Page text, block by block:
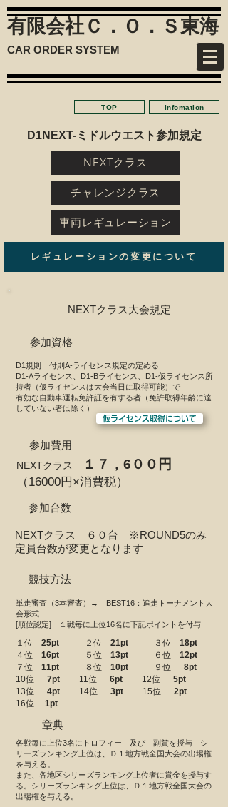
有限会社Ｃ．Ｏ．Ｓ東海
CAR ORDER SYSTEM
TOP infomation
D1NEXT-ミドルウエスト参加規定
NEXTクラス
チャレンジクラス
車両レギュレーション
レギュレーションの変更について
NEXTクラス大会規定
参加資格
D1規則 付則A-ライセンス規定の定める
D1-Aライセンス、D1-Bライセンス、D1-仮ライセンス所
持者（仮ライセンスは大会当日に取得可能）で
有効な自動車運転免許証を有する者（免許取得年齢に達
していない者は除く）
仮ライセンス取得について
参加費用
NEXTクラス １７ ，6００円
（16000円×消費税）​
参加台数
NEXTクラス ６０台 ※ROUND5のみ
定員台数が変更となります
競技方法
単走審査（3本審査）→ BEST16：追走トーナメント大
会形式
[順位認定] １戦毎に上位16名に下記ポイントを付与
１位 25pt ２位 21pt ３位 18pt
４位 16pt ５位 13pt ６位 12pt
７位 11pt ８位 10pt ９位 8pt
10位 7pt 11位 6pt 12位 5pt
13位 4pt 14位 3pt 15位
2pt
16位
1pt
章典
各戦毎に上位3名にトロフィー 及び 副賞を授与 シ
リーズランキング上位は、Ｄ１地方戦全国大会の出場権
を与える。
また、各地区シリーズランキング上位者に賞金を授与す
る。 シリーズランキング上位は、Ｄ１地方戦全国大会の
出場権を与える。